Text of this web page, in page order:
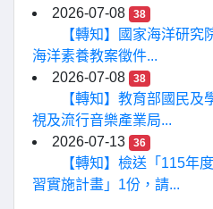
2026-07-08
38
【轉知】國家海洋研
海洋素養教案徵件...
2026-07-08
38
【轉知】教育部國民
視及流行音樂產業局...
2026-07-13
36
【轉知】檢送「115年
習實施計畫」1份，請...